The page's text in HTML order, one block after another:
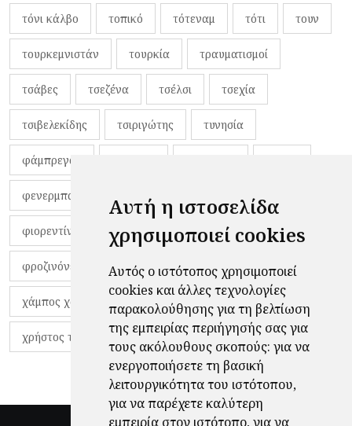
Αυτή η ιστοσελίδα
χρησιμοποιεί cookies
Αυτός ο ιστότοπος χρησιμοποιεί
cookies και άλλες τεχνολογίες
παρακολούθησης για τη βελτίωση
της εμπειρίας περιήγησής σας για
τους ακόλουθους σκοπούς: για να
ενεργοποιήσετε τη βασική
λειτουργικότητα του ιστότοπου,
για να παρέχετε καλύτερη
εμπειρία στον ιστότοπο, για να
τόνι κάλβο τοπικό τότεναμ τότι τουν
τουρκεμνιστάν τουρκία τραυματισμοί
τσάβες τσεζένα τσέλσι τσεχία
τσιβελεκίδης τσιριγώτης τυνησία
φάμπρεγας
φενερμπαχτσέ φερνάντο τόρες φίλαθλοι
φιορεντίνα φιρμίνο φρανκ ντε μπουρ
φροζινόνε φωκικός χαβίτο
χάμπος χαραλάμπους χάρι πότερ
χρήστος τζόλης